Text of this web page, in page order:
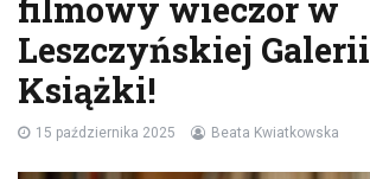
filmowy wieczór w
Leszczyńskiej Galerii
Książki!
15 października 2025 Beata Kwiatkowska